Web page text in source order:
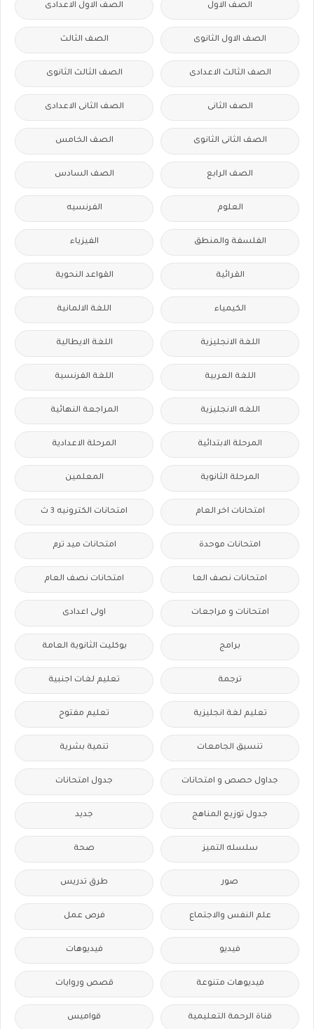
الصف الاول الصف الاول الاعدادى
الصف الاول الثانوى الصف الثالث
الصف الثالث الاعدادى الصف الثالث الثانوى
الصف الثانى الصف الثانى الاعدادى
الصف الثانى الثانوى الصف الخامس
الصف الرابع الصف السادس
العلوم الفرنسيه
الفلسفة والمنطق الفيزياء
القرائية القواعد النحوية
الكيمياء اللغة الالمانية
اللغة الانجليزية اللغة الايطالية
اللغة العربية اللغة الفرنسية
اللغه الانجليزية المراجعة النهائية
المرحلة الابتدائية المرحلة الاعدادية
المرحلة الثانوية المعلمين
امتحانات اخر العام امتحانات الكترونيه 3 ث
امتحانات موحدة امتحانات ميد ترم
امتحانات نصف العا امتحانات نصف العام
امتحانات و مراجعات اولى اعدادى
برامج بوكليت الثانوية العامة
ترجمة تعليم لغات اجنبية
تعليم لغة انجليزية تعليم مفتوح
تنسيق الجامعات تنمية بشرية
جداول حصص و امتحانات جدول امتحانات
جدول توزيع المناهج جديد
سلسله التميز صحة
صور طرق تدريس
علم النفس والاجتماع فرص عمل
فيديو فيديوهات
فيديوهات متنوعة قصص وروايات
قناة الرحمة التعليمية قواميس